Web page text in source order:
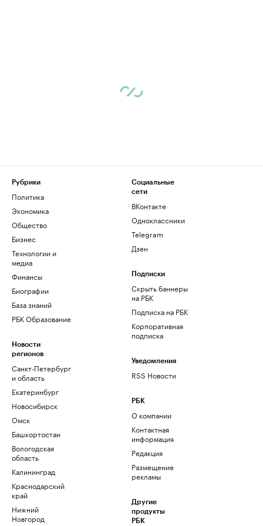
Рубрики
Политика
Экономика
Общество
Бизнес
Технологии и
медиа
Финансы
Биографии
База знаний
РБК Образование
Новости
регионов
Санкт-Петербург
и область
Екатеринбург
Новосибирск
Омск
Башкортостан
Вологодская
область
Калининград
Краснодарский
край
Нижний
Новгород
Социальные
сети
ВКонтакте
Одноклассники
Telegram
Дзен
Подписки
Скрыть баннеры
на РБК
Подписка на РБК
Корпоративная
подписка
Уведомления
RSS Новости
РБК
О компании
Контактная
информация
Редакция
Размещение
рекламы
Другие
продукты
РБК